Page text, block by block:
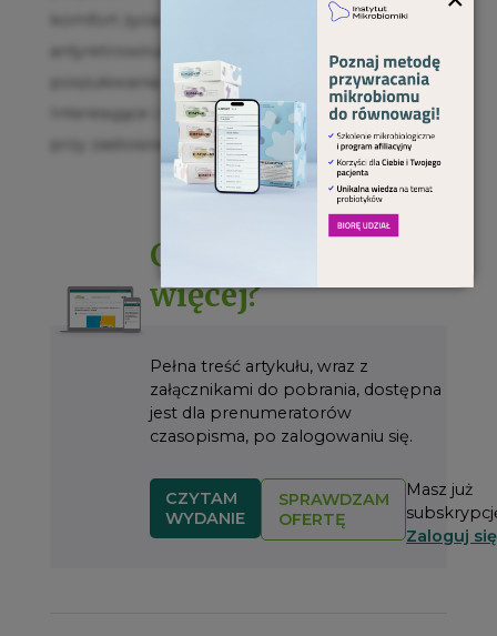
komfort życia. Mimo postępu w terapii
antyretrowirusowej, nadal prowadzone są
poszukiwania nowych metod leczenia.
Interesujące i obiecujące wyniki badań uzyskano
przy zastosowaniu suplementacji probiotykami.
Chcesz przeczytać
więcej?
Pełna treść artykułu, wraz z
załącznikami do pobrania, dostępna
jest dla prenumeratorów
czasopisma, po zalogowaniu się.
CZYTAM
WYDANIE
SPRAWDZAM
OFERTĘ
Masz już
Zaloguj